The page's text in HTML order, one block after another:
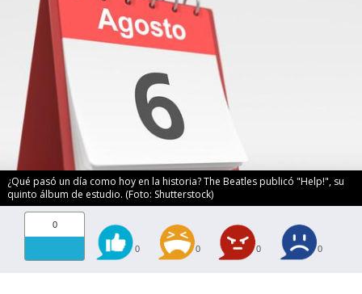
¿Qué pasó un día como hoy en la historia? The Beatles publicó "Help!", su
quinto álbum de estudio. (Foto: Shutterstock)
0
0 0 0 0